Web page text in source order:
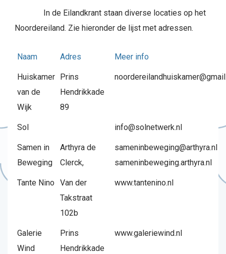
In de Eilandkrant staan diverse locaties op het
Noordereiland. Zie hieronder de lijst met adressen.
Naam Adres Meer info
Huiskamer
van de
Wijk
Prins
Hendrikkade
89
Sol info@solnetwerk.nl
Samen in
Beweging
Arthyra de
Clerck,
sameninbeweging@arthyra.nl
sameninbeweging.arthyra.nl
Tante Nino Van der
Takstraat
102b
www.tantenino.nl
Galerie
Wind
Prins
Hendrikkade
www.galeriewind.nl